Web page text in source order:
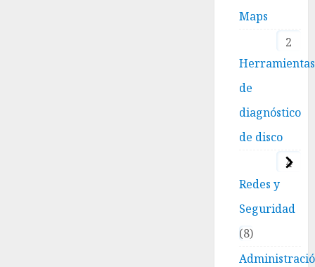
Maps
2
Herramientas
de
diagnóstico
de disco
4
Redes y
Seguridad
8